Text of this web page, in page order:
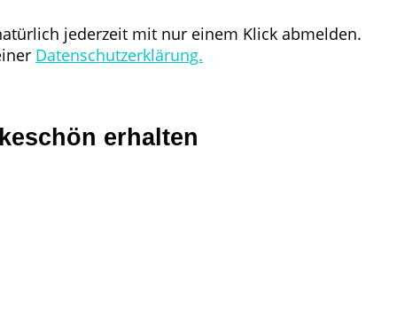
jederzeit mit nur einem Klick abmelden.
Datenschutzerklärung.
erhalten